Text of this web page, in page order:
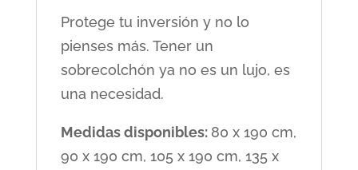
Protege tu inversión y no lo
pienses más. Tener un
sobrecolchón ya no es un lujo, es
una necesidad.
Medidas disponibles: 80 x 190 cm,
90 x 190 cm, 105 x 190 cm, 135 x